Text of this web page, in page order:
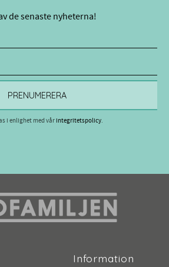
de senaste nyheterna!
PRENUMERERA
i enlighet med vårintegritetspolicy.
Information